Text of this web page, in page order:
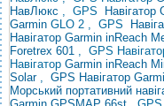
НавЛюкс , GPS Навігатор
Garmin GLO 2 , GPS
Навігатор Garmin inReach
Foretrex 601 , GPS
Навігатор Garmin inReach
Solar , GPS Навігатор
Морський портативний